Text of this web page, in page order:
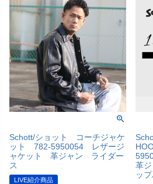
Schott/ショット コーチジャケ
ット 782-5950054 レザージ
ャケット 革ジャン ライダー
ス
LIVE紹介商品
革
ッ